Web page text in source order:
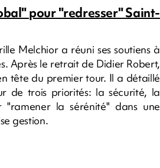
pour "redresser" Saint-
Melchior a réuni ses soutiens à
Après le retrait de Didier Robert,
tête du premier tour. Il a détaillé
de trois priorités: la sécurité, la
la sérénité" dans une
gestion.